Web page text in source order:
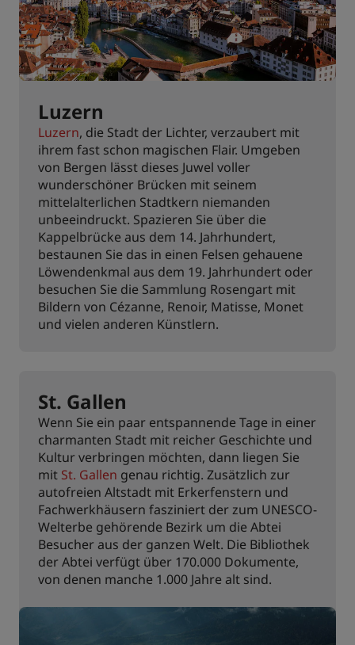
Luzern
Luzern, die Stadt der Lichter, verzaubert mit
ihrem fast schon magischen Flair. Umgeben
von Bergen lässt dieses Juwel voller
wunderschöner Brücken mit seinem
mittelalterlichen Stadtkern niemanden
unbeeindruckt. Spazieren Sie über die
Kappelbrücke aus dem 14. Jahrhundert,
bestaunen Sie das in einen Felsen gehauene
Löwendenkmal aus dem 19. Jahrhundert oder
besuchen Sie die Sammlung Rosengart mit
Bildern von Cézanne, Renoir, Matisse, Monet
und vielen anderen Künstlern.
St. Gallen
Wenn Sie ein paar entspannende Tage in einer
charmanten Stadt mit reicher Geschichte und
Kultur verbringen möchten, dann liegen Sie
mit St. Gallen genau richtig. Zusätzlich zur
autofreien Altstadt mit Erkerfenstern und
Fachwerkhäusern fasziniert der zum UNESCO-
Welterbe gehörende Bezirk um die Abtei
Besucher aus der ganzen Welt. Die Bibliothek
der Abtei verfügt über 170.000 Dokumente,
von denen manche 1.000 Jahre alt sind.